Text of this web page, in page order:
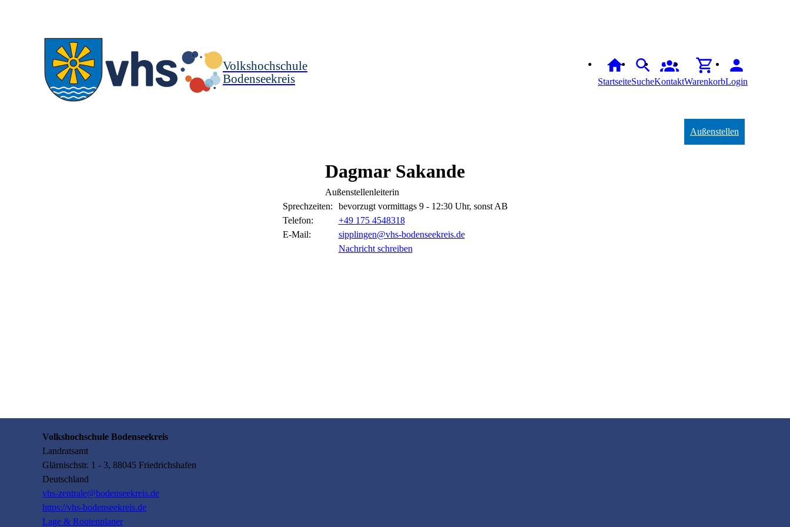
Volkshochschule
Bodenseekreis
StartseiteSucheKontaktWarenkorbLogin
Außenstellen
Dagmar Sakande
Außenstellenleiterin
Sprechzeiten:
bevorzugt vormittags 9 - 12:30 Uhr, sonst AB
Telefon:
+49 175 4548318
E-Mail:
sipplingen@vhs-bodenseekreis.de
Nachricht schreiben
Volkshochschule Bodenseekreis
Landratsamt
Glärnischstr. 1 - 3, 88045 Friedrichshafen
Deutschland
vhs-zentrale@bodenseekreis.de
https://vhs-bodenseekreis.de
Lage & Routenplaner